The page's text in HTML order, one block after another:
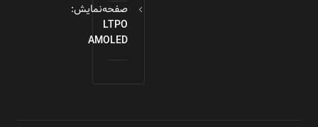
صفحه‌نمایش:
LTPO
AMOLED